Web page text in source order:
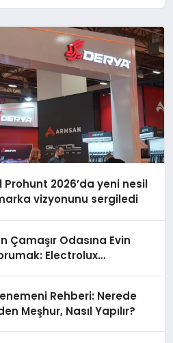
2026’da yeni nesil
vizyonunu sergiledi
Çamaşır Odasına Evin
Electrolux
Rehberi: Nerede
Meşhur, Nasıl Yapılır?